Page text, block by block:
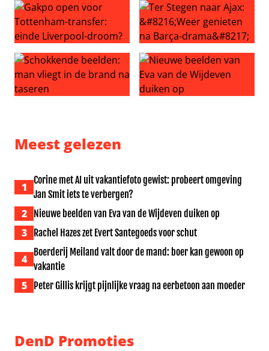
Gakpo open voor Tottenham-transfer: einde Liverpool-
Ter Stegen naar Ajax:
Meest gelezen
1
Corine met AI uit vakantiefoto gewist: probeert omgeving
Jan Smit iets te verbergen?
2 Nieuwe beelden van Eva van de Wijdeven duiken op
3 Rachel Hazes zet Evert Santegoeds voor schut
4
Boerderij Meiland valt door de mand: boer kan gewoon op
vakantie
5 Peter Gillis krijgt pijnlijke vraag na eerbetoon aan moeder
DenD Promoties